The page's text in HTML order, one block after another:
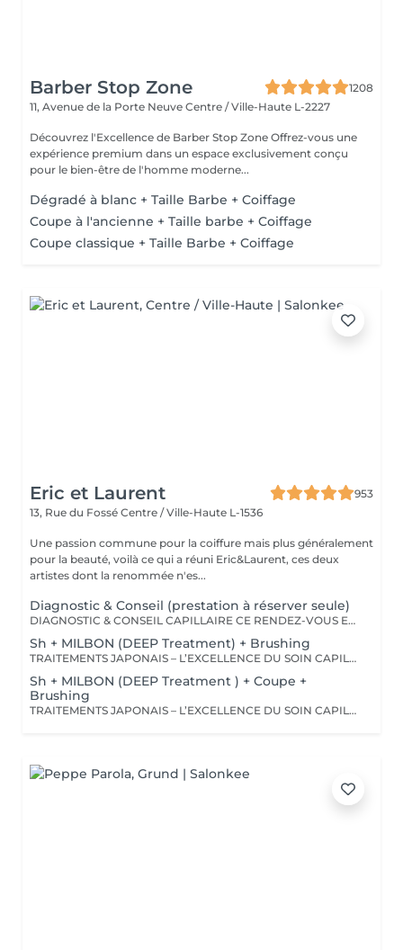
Barber Stop Zone
1208
11, Avenue de la Porte Neuve Centre / Ville-Haute L-2227
Découvrez l'Excellence de Barber Stop Zone Offrez-vous une
expérience premium dans un espace exclusivement conçu
pour le bien-être de l'homme moderne...
Dégradé à blanc + Taille Barbe + Coiffage
Coupe à l'ancienne + Taille barbe + Coiffage
Coupe classique + Taille Barbe + Coiffage
Eric et Laurent
953
13, Rue du Fossé Centre / Ville-Haute L-1536
Une passion commune pour la coiffure mais plus généralement
pour la beauté, voilà ce qui a réuni Eric&Laurent, ces deux
artistes dont la renommée n'es...
Diagnostic & Conseil (prestation à réserver seule)
DIAGNOSTIC & CONSEIL CAPILLAIRE CE RENDEZ-VOUS EST EXCLUSIVEMENT RÉSERVÉ À UNE PREMIÈRE RENCONTRE AVEC NOTRE EXPERT CAPILLAIRE AFIN DE RÉALISER UN DIAGNOSTIC PERSONNALISÉ DE VOS CHEVEUX ET DE VOTRE CUIR CHEVELU. CETTE CONSULTATION DOIT ÊTRE RÉSERVÉE SEULE ET NE PEUT ÊTRE ASSOCIÉE À AUCUNE AUTRE PRESTATION OU RÉSERVATION. À L'ISSUE DE CET ÉCHANGE, UN ACCOMPAGNEMENT ET DES RECOMMANDATIONS ADAPTÉS À VOS BESOINS POURRONT VOUS ÊTRE PROPOSÉS. Diagnostic & Conseil Capillaire Prenez un moment privilégié pour échanger autour de vos cheveux, de vos envies et de vos habitudes. Lors de ce rendez-vous, nous réalisons un diagnostic personnalisé du cuir chevelu et de la fibre capillaire, nous vous orientons vers les coupes, couleurs et traitements les plus adaptés à votre image, à votre routine et à la beauté naturelle de vos cheveux. Nous vous apportons également des conseils personnalisés sur l'entretien à la maison ainsi que sur les produits les plus adaptés à vos besoins pour prolonger les résultats et préserver la beauté de vos cheveux au quotidien. Ce moment permet aussi de répondre à toutes vos questions et de construire ensemble un résultat entièrement sur mesure.
Sh + MILBON (DEEP Treatment) + Brushing
TRAITEMENTS JAPONAIS – L’EXCELLENCE DU SOIN CAPILLAIRE Découvrez un univers de soins capillaires japonais haut de gamme, reconnus pour leur technologie avancée et leurs résultats exceptionnels. Des traitements sur-mesure conçus pour répondre aux besoins spécifiques de chaque chevelure : hydratation, réparation, discipline, cuir chevelu ou nutrition . Chaque traitement agit au cœur de la fibre capillaire pour révéler des cheveux visiblement plus sains, brillants et soyeux. -Nos différentes lignes de traitements : SMOOTH (Collagène) Pour les cheveux emmêlés, ternes ou difficiles à coiffer. • Démêle instantanément • Lisse la fibre capillaire • Apporte douceur et brillance • Toucher léger et soyeux REPAIR (CMADK / Kératine) Pour les cheveux sensibilisés, cassants ou très abîmés. • Répare intensément • Renforce la structure interne du cheveu • Reconstruit la fibre en profondeur • Redonne force et élasticité ANTI-FRIZZ (Céramides / 18-MEA) Pour les cheveux indisciplinés, sensibilisés à l’humidité. • Contrôle les frisottis • Réduit le volume excessif • Protège de l’humidité • Facilite le coiffage • Apporte souplesse et brillance SCALP (Hyaluron / Agents Purifiants) Pour rééquilibrer et purifier le cuir chevelu. Idéal en cas de démangeaisons, pellicules, sécheresse ou excès de sébum. • Apaise le cuir chevelu • Purifie en douceur • Rééquilibre la barrière protectrice naturelle • Favorise un environnement sain pour la pousse Veuillez noter : les tarifs peuvent varier selon la longueur des cheveux, la quantité de produit nécessaire et la complexité de la prestation. Supplément possible à partir de +15€. Pour toute demande spécifique, merci de nous contacter.
Sh + MILBON (DEEP Treatment ) + Coupe +
Brushing
TRAITEMENTS JAPONAIS – L’EXCELLENCE DU SOIN CAPILLAIRE Découvrez un univers de soins capillaires japonais haut de gamme, reconnus pour leur technologie avancée et leurs résultats exceptionnels. Des traitements sur-mesure conçus pour répondre aux besoins spécifiques de chaque chevelure : hydratation, réparation, discipline, cuir chevelu ou nutrition . Chaque traitement agit au cœur de la fibre capillaire pour révéler des cheveux visiblement plus sains, brillants et soyeux. -Nos différentes lignes de traitements : SMOOTH (Collagène) Pour les cheveux emmêlés, ternes ou difficiles à coiffer. • Démêle instantanément • Lisse la fibre capillaire • Apporte douceur et brillance • Toucher léger et soyeux REPAIR (CMADK / Kératine) Pour les cheveux sensibilisés, cassants ou très abîmés. • Répare intensément • Renforce la structure interne du cheveu • Reconstruit la fibre en profondeur • Redonne force et élasticité ANTI-FRIZZ (Céramides / 18-MEA) Pour les cheveux indisciplinés, sensibilisés à l’humidité. • Contrôle les frisottis • Réduit le volume excessif • Protège de l’humidité • Facilite le coiffage • Apporte souplesse et brillance SCALP (Hyaluron / Agents Purifiants) Pour rééquilibrer et purifier le cuir chevelu. Idéal en cas de démangeaisons, pellicules, sécheresse ou excès de sébum. • Apaise le cuir chevelu • Purifie en douceur • Rééquilibre la barrière protectrice naturelle • Favorise un environnement sain pour la pousse Veuillez noter : les tarifs peuvent varier selon la longueur des cheveux, la quantité de produit nécessaire et la complexité de la prestation. Supplément possible à partir de +15€. Pour toute demande spécifique, merci de nous contacter.